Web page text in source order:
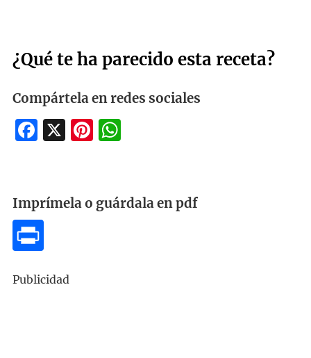
¿Qué te ha parecido esta receta?
Compártela en redes sociales
Facebook
X Pinterest
WhatsApp
Imprímela o guárdala en pdf
Publicidad